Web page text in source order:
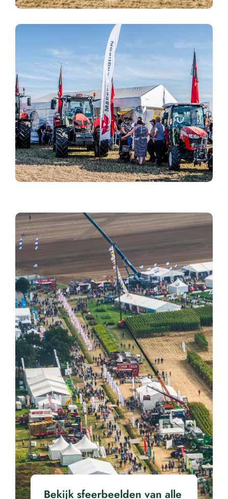
Bekijk sfeerbeelden van alle